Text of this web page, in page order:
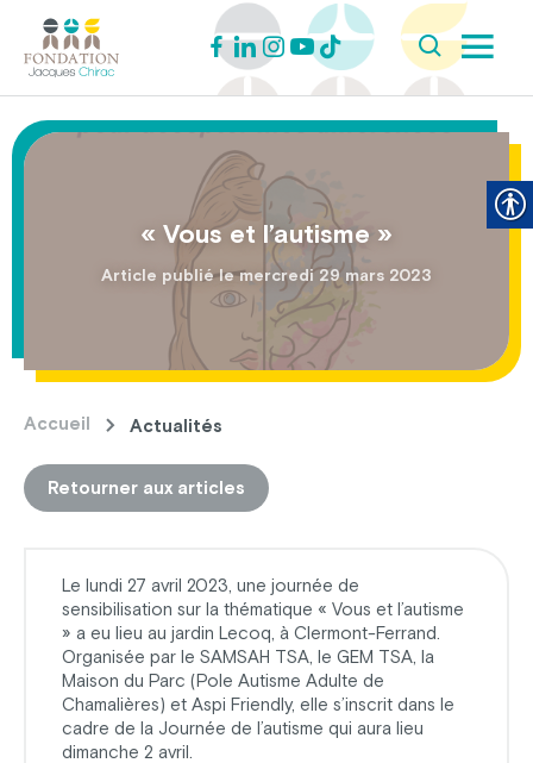
« Vous et l’autisme »
Article publié le mercredi 29 mars 2023
Accueil Actualités
Retourner aux articles
Le lundi 27 avril 2023, une journée de
sensibilisation sur la thématique « Vous et l’autisme
» a eu lieu au jardin Lecoq, à Clermont-Ferrand.
Organisée par le SAMSAH TSA, le GEM TSA, la
Maison du Parc (Pole Autisme Adulte de
Chamalières) et Aspi Friendly, elle s’inscrit dans le
cadre de la Journée de l’autisme qui aura lieu
dimanche 2 avril.